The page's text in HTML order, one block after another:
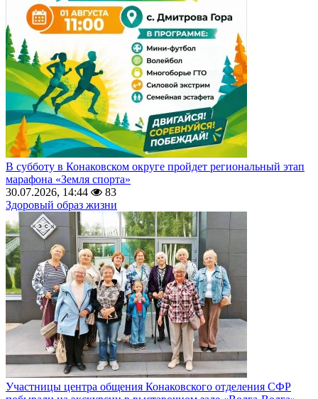
В субботу в Конаковском округе пройдет региональный этап
марафона «Земля спорта»
30.07.2026, 14:44
83
Здоровый образ жизни
Участницы центра общения Конаковского отделения СФР